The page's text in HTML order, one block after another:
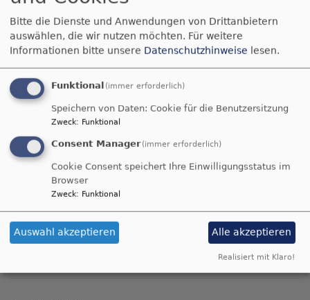
Pfarramt
Stromerstraße 14
91126 Schwabach
Telefon (09122) 3271
pfarramt.unterreichenbach.sc@elkb.de
Mo. 10 - 12 Uhr
Do. 15 - 17 Uhr
Unsere kommenden Veranstaltungen
Fr, 7.8. 19 Uhr
Bitte die Dienste und Anwendungen von Drittanbietern
auswählen, die wir nutzen möchten. Für weitere
Informationen bitte unsere Datenschutzhinweise lesen.
Funktional (immer erforderlich)
Speichern von Daten: Cookie für die Benutzersitzung
Zweck: Funktional
Consent Manager (immer erforderlich)
Cookie Consent speichert Ihre Einwilligungsstatus im
Browser
Zweck: Funktional
Auswahl akzeptieren Alle akzeptieren
Realisiert mit Klaro!